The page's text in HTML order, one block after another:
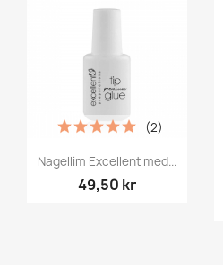
Nagellim Excellent med...
49,50 kr
(2)